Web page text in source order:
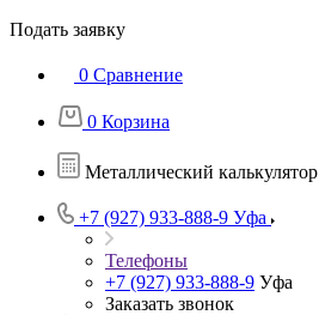
Подать заявку
0 Сравнение
0 Корзина
Металлический калькулятор
+7 (927) 933-888-9 Уфа
Телефоны
+7 (927) 933-888-9 Уфа
Заказать звонок